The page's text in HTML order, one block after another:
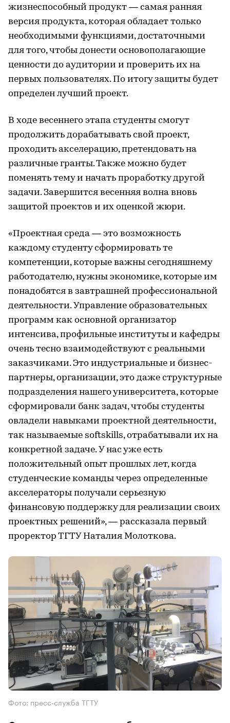
жизнеспособный продукт — самая ранняя
версия продукта, которая обладает только
необходимыми функциями, достаточными
для того, чтобы донести основополагающие
ценности до аудитории и проверить их на
первых пользователях. По итогу защиты будет
определен лучший проект.
В ходе весеннего этапа студенты смогут
продолжить дорабатывать свой проект,
проходить акселерацию, претендовать на
различные гранты. Также можно будет
поменять тему и начать проработку другой
задачи. Завершится весенняя волна вновь
защитой проектов и их оценкой жюри.
«Проектная среда — это возможность
каждому студенту сформировать те
компетенции, которые важны сегодняшнему
работодателю, нужны экономике, которые им
понадобятся в завтрашней профессиональной
деятельности. Управление образовательных
программ как основной организатор
интенсива, профильные институты и кафедры
очень тесно взаимодействуют с реальными
заказчиками. Это индустриальные и бизнес-
партнеры, организации, это даже структурные
подразделения нашего университета, которые
сформировали банк задач, чтобы студенты
овладели навыками проектной деятельности,
так называемые softskills, отрабатывали их на
конкретной задаче. У нас уже есть
положительный опыт прошлых лет, когда
студенческие команды через определенные
акселераторы получали серьезную
финансовую поддержку для реализации своих
проектных решений», — рассказала первый
проректор ТГТУ Наталия Молоткова.
Фото: пресс-служба ТГТУ